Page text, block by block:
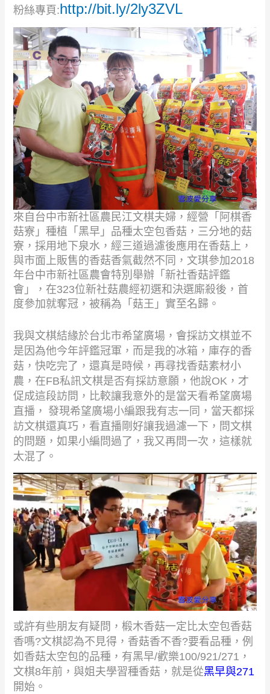
粉絲專頁:http://bit.ly/2ly3ZVL
來自台中市新社區農民江文棋夫婦，經營「阿棋香
菇寮」種植「黑早」品種太空包香菇，三分地的菇
寮，採用地下泉水，經三道過濾後應用在香菇上，
與市面上販售的香菇香氣截然不同，文琪參加2018
年台中市新社區農會特別舉辦「新社香菇評鑑
會」，在323位新社菇農經初選和決選廝殺後，首
度參加就奪冠 ，被稱為 「菇王」實至名歸。
我與文棋結緣於台北市希望廣場，會採訪文棋並不
是因為他今年評鑑冠軍，而是我的冰箱，庫存的香
菇，快吃完了，還真是時候，再尋找香菇素材小
農，在FB私訊文棋是否有採訪意願，他說OK ，才
促成這段訪問， 比較讓我意外的是當天看希望廣場
直播， 發現希望廣場小編跟我有志一同，當天都採
訪文棋還真巧， 看直播剛好讓我過濾一下，問文棋
的問題，如果小編問過了，我又再問一次，這樣就
太混了。
或許有些朋友有疑問，椴木香菇一定比太空包香菇
香嗎?文棋認為不見得，香菇香不香?要看品種，例
如香菇太空包的品種，有黑早/歡樂100/921/271 ，
文棋8年前，與姐夫學習種香菇，就是從黑早與271
開始。